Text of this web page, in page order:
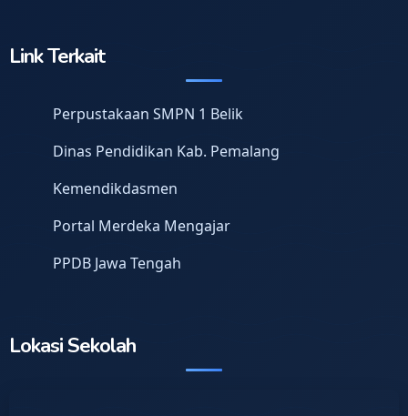
Link Terkait
Perpustakaan SMPN 1 Belik
Dinas Pendidikan Kab. Pemalang
Kemendikdasmen
Portal Merdeka Mengajar
PPDB Jawa Tengah
Lokasi Sekolah